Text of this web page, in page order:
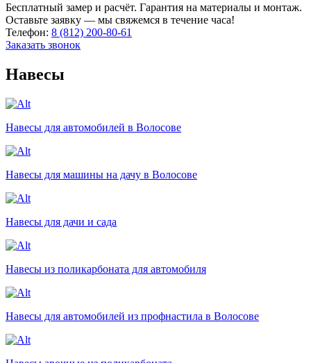
Бесплатный замер и расчёт. Гарантия на материалы и монтаж.
Оставьте заявку — мы свяжемся в течение часа!
Телефон: 8 (812) 200-80-61
Заказать звонок
Навесы
Навесы для автомобилей в Волосове
Навесы для машины на дачу в Волосове
Навесы для дачи и сада
Навесы из поликарбоната для автомобиля
Навесы для автомобилей из профнастила в Волосове